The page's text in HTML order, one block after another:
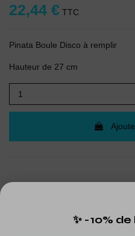
22,44 € TTC
Pinata Boule Disco à remplir
Hauteur de 27 cm
✨ -10%